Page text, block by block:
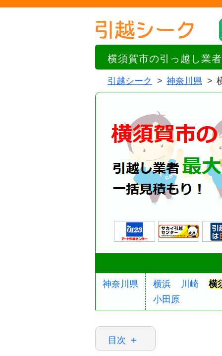
横須賀市の引っ越し業
引越シーク 神奈川県
目次
神奈川県 横浜 川崎
横
小田原